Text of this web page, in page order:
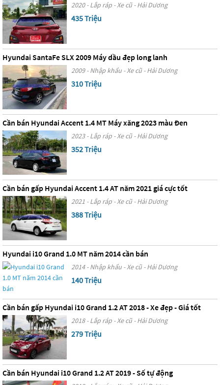
2020 - Lắp ráp - Xe cũ - Hải Dương
435 Triệu
Hyundai SantaFe SLX 2009 Máy dầu đẹp long lanh
2009 - Nhập khẩu - Xe cũ - Hải Dương
310 Triệu
Cần bán Hyundai Accent 1.4 MT Máy xăng 2023 màu Đen
2023 - Lắp ráp - Xe cũ - Hải Dương
352 Triệu
Cần bán gấp Hyundai Accent 1.4 AT năm 2021 giá cực tốt
2021 - Lắp ráp - Xe cũ - Hải Dương
388 Triệu
Hyundai i10 Grand 1.0 MT năm 2014 cần bán
2014 - Nhập khẩu - Xe cũ - Hải Dương
140 Triệu
Cần bán gấp Hyundai i10 Grand 1.2 AT 2018 - Xe đẹp - Giá tốt
2018 - Lắp ráp - Xe cũ - Hải Dương
279 Triệu
Cần bán Hyundai i10 Grand 1.2 AT 2019 - Số tự động